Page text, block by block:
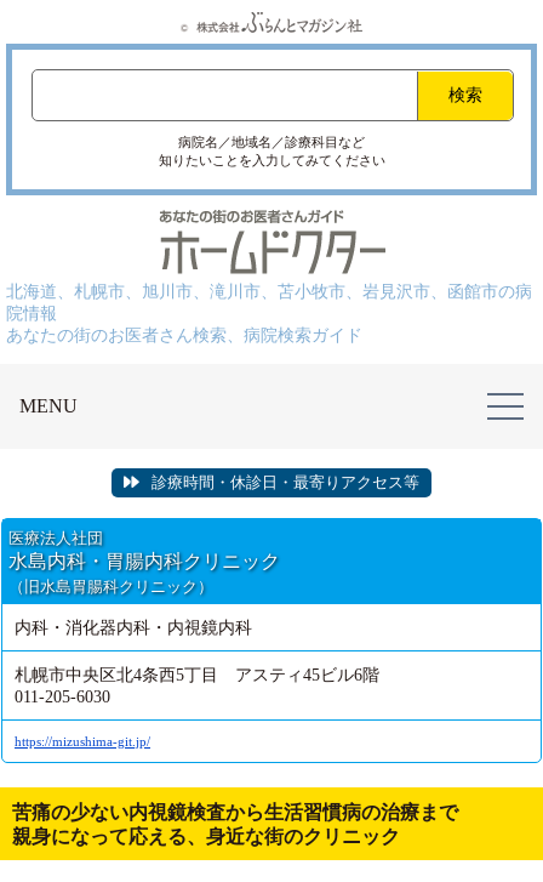
病院名／地域名／診療科目など
知りたいことを入力してみてください
北海道、札幌市、旭川市、滝川市、苫小牧市、岩見沢市、函館市の病
院情報
あなたの街のお医者さん検索、病院検索ガイド
MENU
診療時間・休診日・最寄りアクセス等
医療法人社団
水島内科・胃腸内科クリニック
（旧水島胃腸科クリニック）
内科・消化器内科・内視鏡内科
札幌市中央区北4条西5丁目 アスティ45ビル6階
011-205-6030
https://mizushima-git.jp/
苦痛の少ない内視鏡検査から生活習慣病の治療まで
親身になって応える、身近な街のクリニック